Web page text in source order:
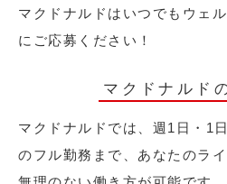
マクドナルドはいつでもウェ
にご応募ください！
マクドナルド
マクドナルドでは、週1日・1
のフル勤務まで、あなたのラ